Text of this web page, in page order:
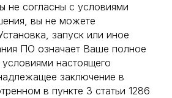
не согласны с условиями
вы не можете
запуск или иное
ПО означает Ваше полное
настоящего
заключение в
в пункте 3 статьи 1286